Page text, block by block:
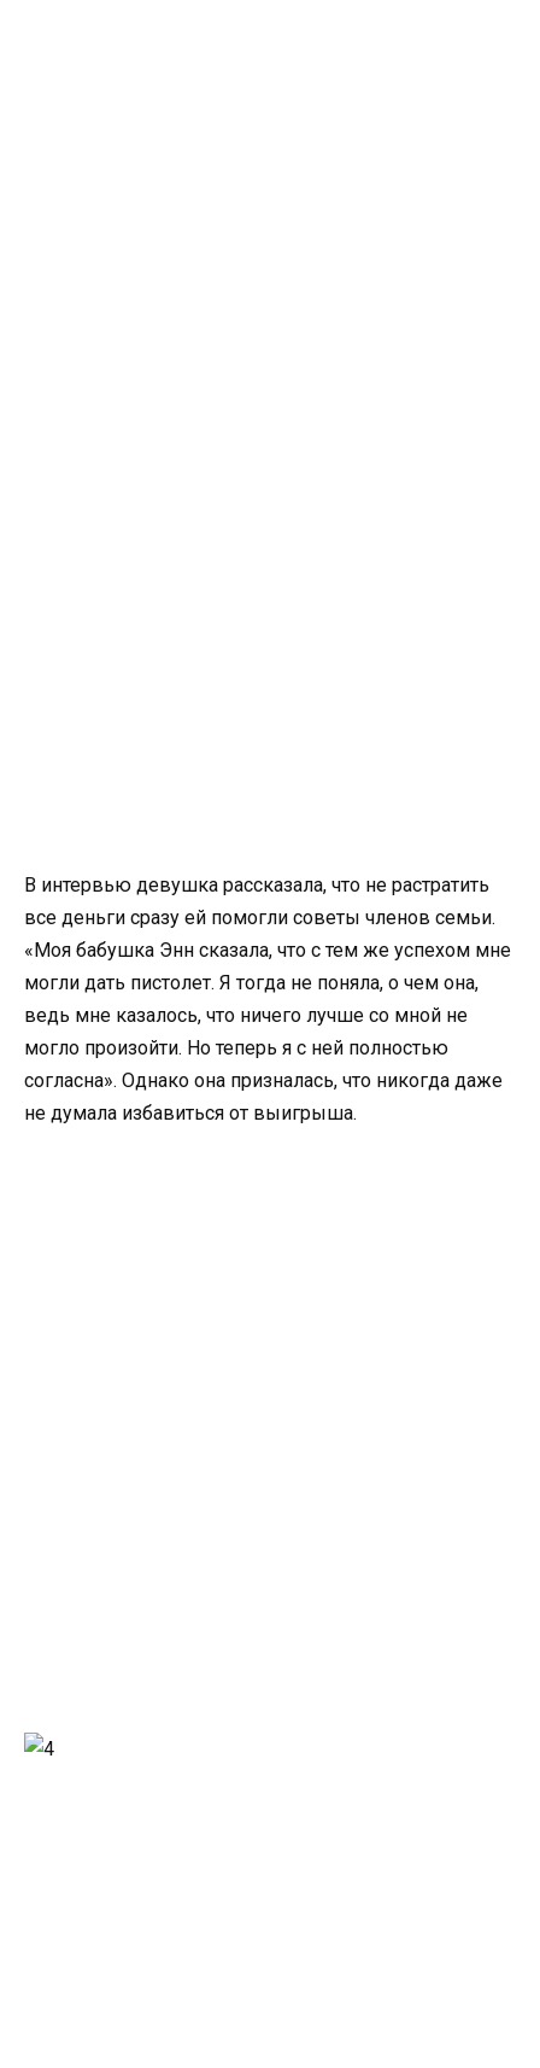
В интервью девушка рассказала, что не растратить
все деньги сразу ей помогли советы членов семьи.
«Моя бабушка Энн сказала, что с тем же успехом мне
могли дать пистолет. Я тогда не поняла, о чем она,
ведь мне казалось, что ничего лучше со мной не
могло произойти. Но теперь я с ней полностью
согласна». Однако она призналась, что никогда даже
не думала избавиться от выигрыша.